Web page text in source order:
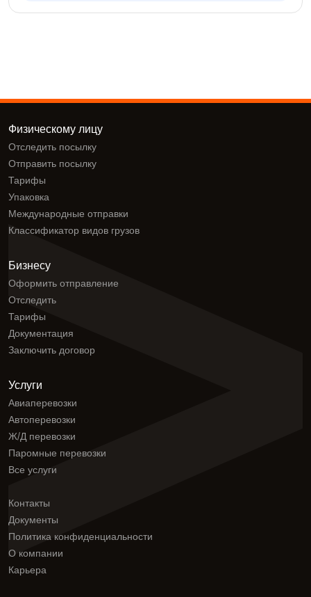
Физическому лицу
Отследить посылку
Отправить посылку
Тарифы
Упаковка
Международные отправки
Классификатор видов грузов
Бизнесу
Оформить отправление
Отследить
Тарифы
Документация
Заключить договор
Услуги
Авиаперевозки
Автоперевозки
Ж/Д перевозки
Паромные перевозки
Все услуги
Контакты
Документы
Политика конфиденциальности
О компании
Карьера